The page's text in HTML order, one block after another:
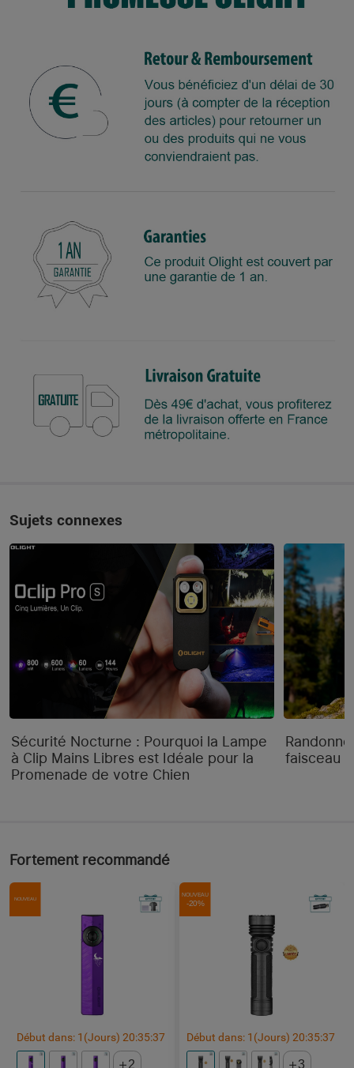
Sujets connexes
Sécurité Nocturne : Pourquoi la Lampe
à Clip Mains Libres est Idéale pour la
Promenade de votre Chien
faisceau
Fortement recommandé
NOUVEAU
Début dans: 1 (Jours) 20:35:37
2
NOUVEAU
-20%
Début dans: 1 (Jours)20:35:37
3